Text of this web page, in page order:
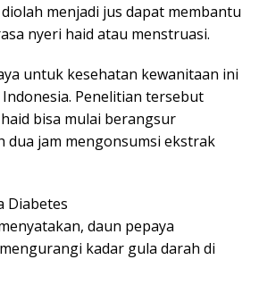
menjadi jus dapat membantu
nyeri haid atau menstruasi.
untuk kesehatan kewanitaan ini
Penelitian tersebut
bisa mulai berangsur
dua jam mengonsumsi ekstrak
Diabetes
daun pepaya
kadar gula darah di